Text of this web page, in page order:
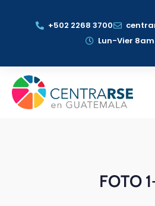
+502 2268 3700
Lun-Vier
FOTO